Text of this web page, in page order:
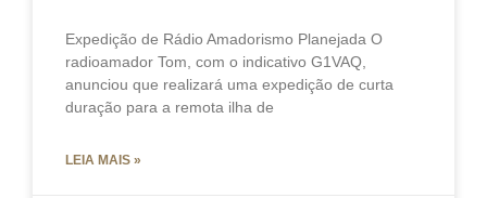
Expedição de Rádio Amadorismo Planejada O
radioamador Tom, com o indicativo G1VAQ,
anunciou que realizará uma expedição de curta
duração para a remota ilha de
LEIA MAIS »